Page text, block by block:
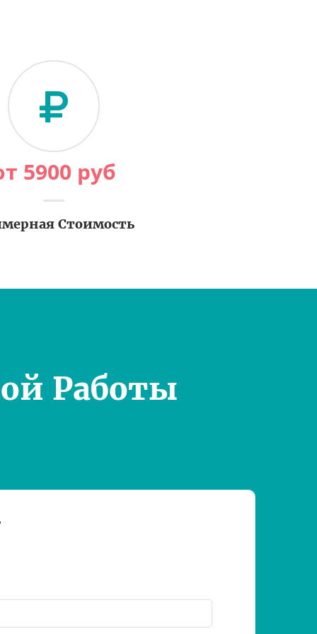
5900 руб
Стоимость
Работы